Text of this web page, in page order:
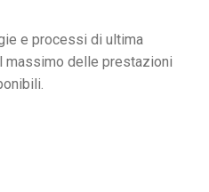
e processi di ultima
massimo delle prestazioni